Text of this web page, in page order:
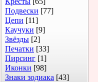
Подвески [77]
Цепи [11]
Каучуки [9]
Звёзды [2]
Печатки [33]
Пирсинг [1]
Иконки [98]
Знаки зодиака [43]